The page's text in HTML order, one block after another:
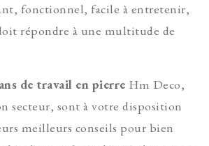
fonctionnel, facile à entretenir,
répondre à une multitude de
de travail en pierre Hm Deco,
secteur, sont à votre disposition
meilleurs conseils pour bien